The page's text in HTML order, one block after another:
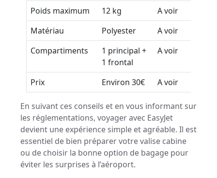
Poids maximum 12 kg
A voir
Matériau
Polyester
A voir
Compartiments
1 principal +
1 frontal
A voir
Prix Environ 30€ A voir
En suivant ces conseils et en vous informant sur
les réglementations, voyager avec EasyJet
devient une expérience simple et agréable. Il est
essentiel de bien préparer votre valise cabine
ou de choisir la bonne option de bagage pour
éviter les surprises à l’aéroport.